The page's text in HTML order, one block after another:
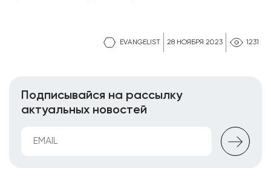
EVANGELIST 28 НОЯБРЯ 2023 1231
Подписывайся на рассылку
актуальных новостей